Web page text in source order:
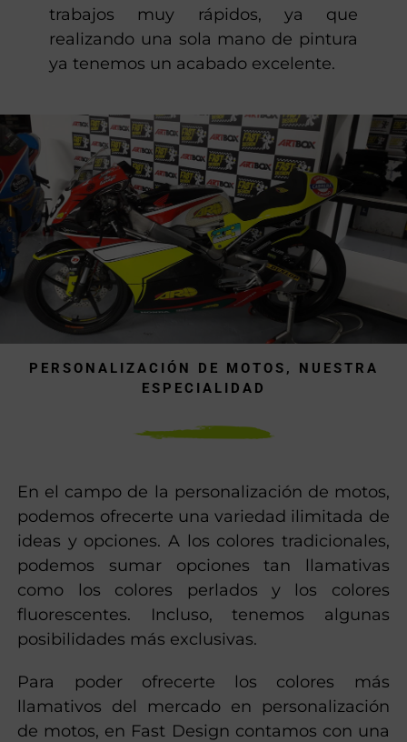
trabajos muy rápidos, ya que
realizando una sola mano de pintura
ya tenemos un acabado excelente.
PERSONALIZACIÓN DE MOTOS, NUESTRA
ESPECIALIDAD
En el campo de la personalización de motos,
podemos ofrecerte una variedad ilimitada de
ideas y opciones. A los colores tradicionales,
podemos sumar opciones tan llamativas
como los colores perlados y los colores
fluorescentes. Incluso, tenemos algunas
posibilidades más exclusivas.
Para poder ofrecerte los colores más
llamativos del mercado en personalización
de motos, en Fast Design contamos con una